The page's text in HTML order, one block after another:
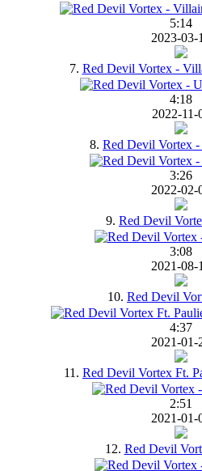
5:14
2023-03-
7. Red Devil Vortex -
4:18
2022-11-
8. Red Devil Vortex -
3:26
2022-02-
9. Red Devil
3:08
2021-08-
10. Red Devil
4:37
2021-01-
11. Red Devil Vortex Ft.
2:51
2021-01-
12. Red Devil